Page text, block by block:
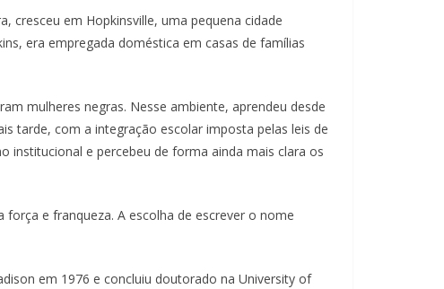
cresceu em Hopkinsville, uma pequena cidade
era empregada doméstica em casas de famílias
mulheres negras. Nesse ambiente, aprendeu desde
tarde, com a integração escolar imposta pelas leis de
institucional e percebeu de forma ainda mais clara os
e franqueza. A escolha de escrever o nome
em 1976 e concluiu doutorado na University of